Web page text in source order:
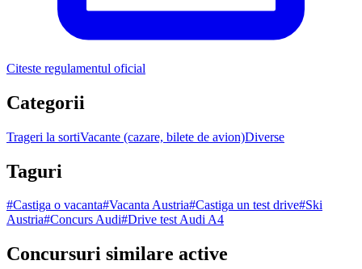
Citeste regulamentul oficial
Categorii
Trageri la sortiVacante (cazare, bilete de avion)Diverse
Taguri
#Castiga o vacanta#Vacanta Austria#Castiga un test drive#Ski
Austria#Concurs Audi#Drive test Audi A4
Concursuri similare active